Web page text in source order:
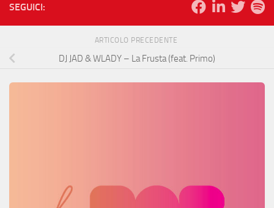
SEGUICI:
ARTICOLO PRECEDENTE
DJ JAD & WLADY – La Frusta (feat. Primo)